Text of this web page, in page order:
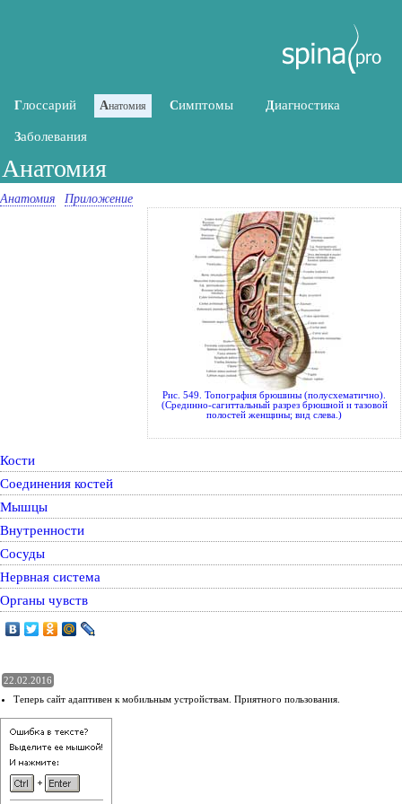
Глоссарий Анатомия Симптомы Диагностика
Заболевания
Анатомия
Анатомия Приложение
Рис. 549. Топография брюшины (полусхематично).
(Срединно-сагиттальный разрез брюшной и тазовой
полостей женщины; вид слева.)
Кости
Соединения костей
Мышцы
Внутренности
Сосуды
Нервная система
Органы чувств
22.02.2016
Теперь сайт адаптивен к мобильным устройствам. Приятного пользования.